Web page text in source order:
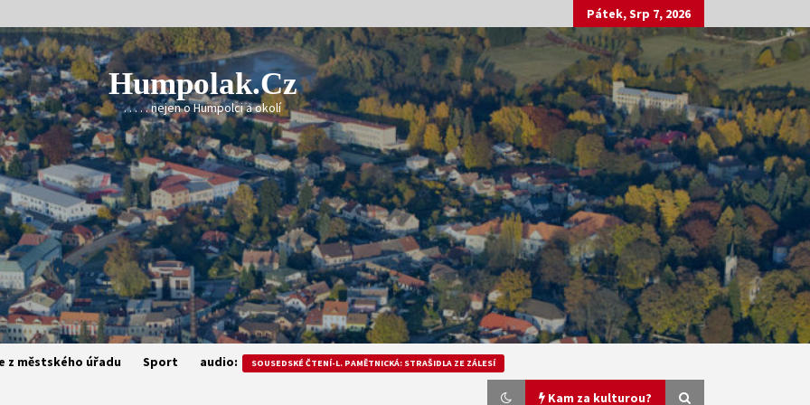
Pátek, Srp 7, 2026
Humpolak.cz
. . . . . nejen o Humpolci a okolí
z městského úřadu Sport audio: SOUSEDSKÉ ČTENÍ-L. PAMĚTNICKÁ: STRAŠIDLA ZE ZÁLESÍ
Kam za kulturou?